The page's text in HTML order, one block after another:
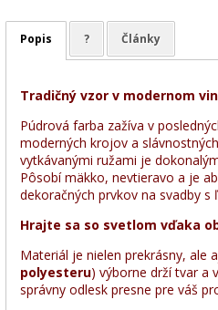
Popis ? Články
Tradičný vzor v modernom
Púdrová farba zažíva v
moderných krojov a
vytkávanými ružami je
Pôsobí mäkko, nevtieravo a je
dekoračných prvkov na svadby
Hrajte sa so svetlom vďaka
Materiál je nielen prekrásny, ale
polyesteru) výborne drží tvar a
správny odlesk presne pre váš